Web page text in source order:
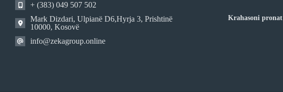
+ (383) 049 507 502
Mark Dizdari, Ulpianë D6,Hyrja 3, Prishtinë
10000, Kosovë
info@zekagroup.online
Krahasoni pronat